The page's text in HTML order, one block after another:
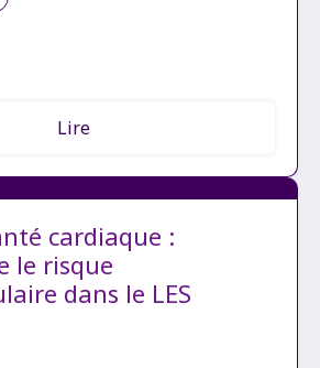
Lire
cardiaque :
le risque
dans le LES